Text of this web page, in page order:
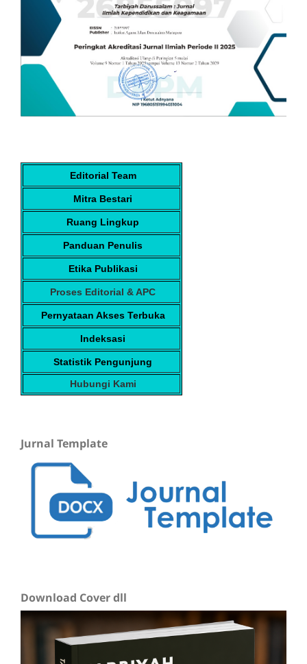
Editorial Team
Mitra Bestari
Ruang Lingkup
Panduan Penulis
Etika Publikasi
Proses Editorial & APC
Pernyataan Akses Terbuka
Indeksasi
Statistik Pengunjung
Hubungi Kami
Jurnal Template
Download Cover dll